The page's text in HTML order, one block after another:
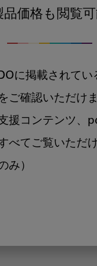
品価格も閲覧
に掲載されてい
ご確認いただけ
援コンテンツ、
べてご覧いただけ
み）